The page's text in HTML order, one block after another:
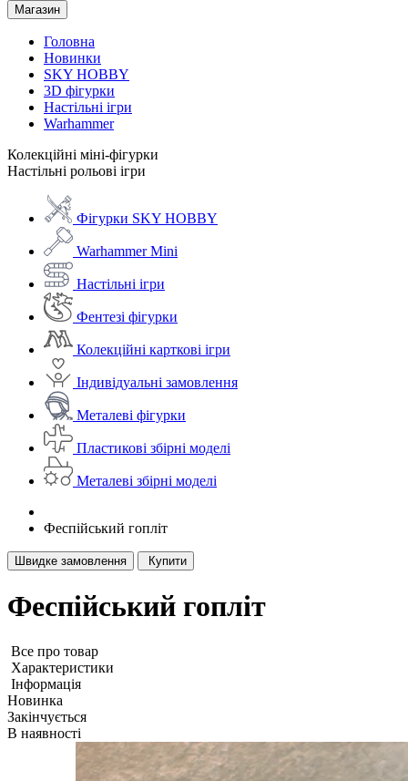
Магазин
Головна
Новинки
SKY HOBBY
3D фігурки
Настільні ігри
Warhammer
Колекційні міні-фігурки
Настільні рольові ігри
Фігурки SKY HOBBY
Warhammer Mini
Настільні ігри
Фентезі фігурки
Колекційні карткові ігри
Індивідуальні замовлення
Металеві фігурки
Пластикові збірні моделі
Металеві збірні моделі
Феспійський гопліт
Швидке замовлення Купити
Феспійський гопліт
Все про товар
Характеристики
Iнформація
Новинка
Закінчується
В наявності